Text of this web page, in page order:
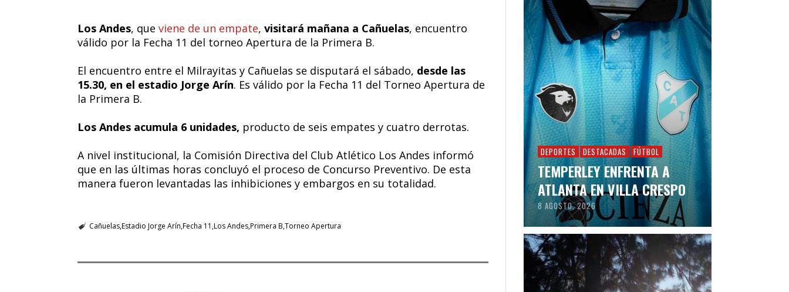
Los Andes, que viene de un empate, visitará mañana a Cañuelas, encuentro
válido por la Fecha 11 del torneo Apertura de la Primera B.
El encuentro entre el Milrayitas y Cañuelas se disputará el sábado, desde las
15.30, en el estadio Jorge Arín. Es válido por la Fecha 11 del Torneo Apertura de
la Primera B.
Los Andes acumula 6 unidades, producto de seis empates y cuatro derrotas.
A nivel institucional, la Comisión Directiva del Club Atlético Los Andes informó
que en las últimas horas concluyó el proceso de Concurso Preventivo. De esta
manera fueron levantadas las inhibiciones y embargos en su totalidad.
CañuelasEstadio Jorge Arín Fecha 11 Los AndesPrimera B Torneo Apertura
DEPORTES DESTACADAS FÚTBOL
TEMPERLEY ENFRENTA A
ATLANTA EN VILLA CRESPO
8 AGOSTO, 2026